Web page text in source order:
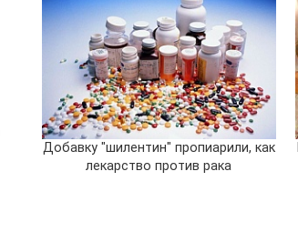
Добавку "шилентин" пропиарили, как
лекарство против рака